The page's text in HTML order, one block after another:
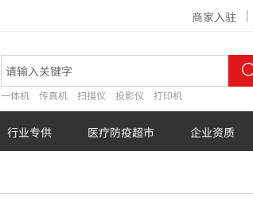
一体机 传真机 扫描仪 投影仪 打印机
商家入驻
行业专供 医疗防疫超市 企业资质